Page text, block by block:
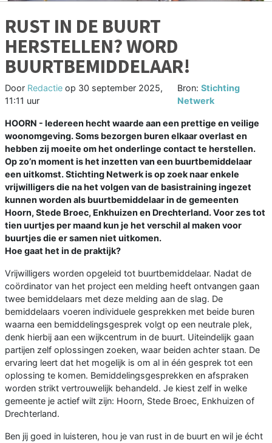
RUST IN DE BUURT
HERSTELLEN? WORD
BUURTBEMIDDELAAR!
Door Redactie op 30 september 2025,
11:11 uur
Bron:Stichting
Netwerk
HOORN - Iedereen hecht waarde aan een prettige en veilige
woonomgeving. Soms bezorgen buren elkaar overlast en
hebben zij moeite om het onderlinge contact te herstellen.
Op zo’n moment is het inzetten van een buurtbemiddelaar
een uitkomst. Stichting Netwerk is op zoek naar enkele
vrijwilligers die na het volgen van de basistraining ingezet
kunnen worden als buurtbemiddelaar in de gemeenten
Hoorn, Stede Broec, Enkhuizen en Drechterland. Voor zes tot
tien uurtjes per maand kun je het verschil al maken voor
buurtjes die er samen niet uitkomen.
Hoe gaat het in de praktijk?
Vrijwilligers worden opgeleid tot buurtbemiddelaar. Nadat de
coördinator van het project een melding heeft ontvangen gaan
twee bemiddelaars met deze melding aan de slag. De
bemiddelaars voeren individuele gesprekken met beide buren
waarna een bemiddelingsgesprek volgt op een neutrale plek,
denk hierbij aan een wijkcentrum in de buurt. Uiteindelijk gaan
partijen zelf oplossingen zoeken, waar beiden achter staan. De
ervaring leert dat het mogelijk is om al in één gesprek tot een
oplossing te komen. Bemiddelingsgesprekken en afspraken
worden strikt vertrouwelijk behandeld. Je kiest zelf in welke
gemeente je actief wilt zijn: Hoorn, Stede Broec, Enkhuizen of
Drechterland.
Ben jij goed in luisteren, hou je van rust in de buurt en wil je écht